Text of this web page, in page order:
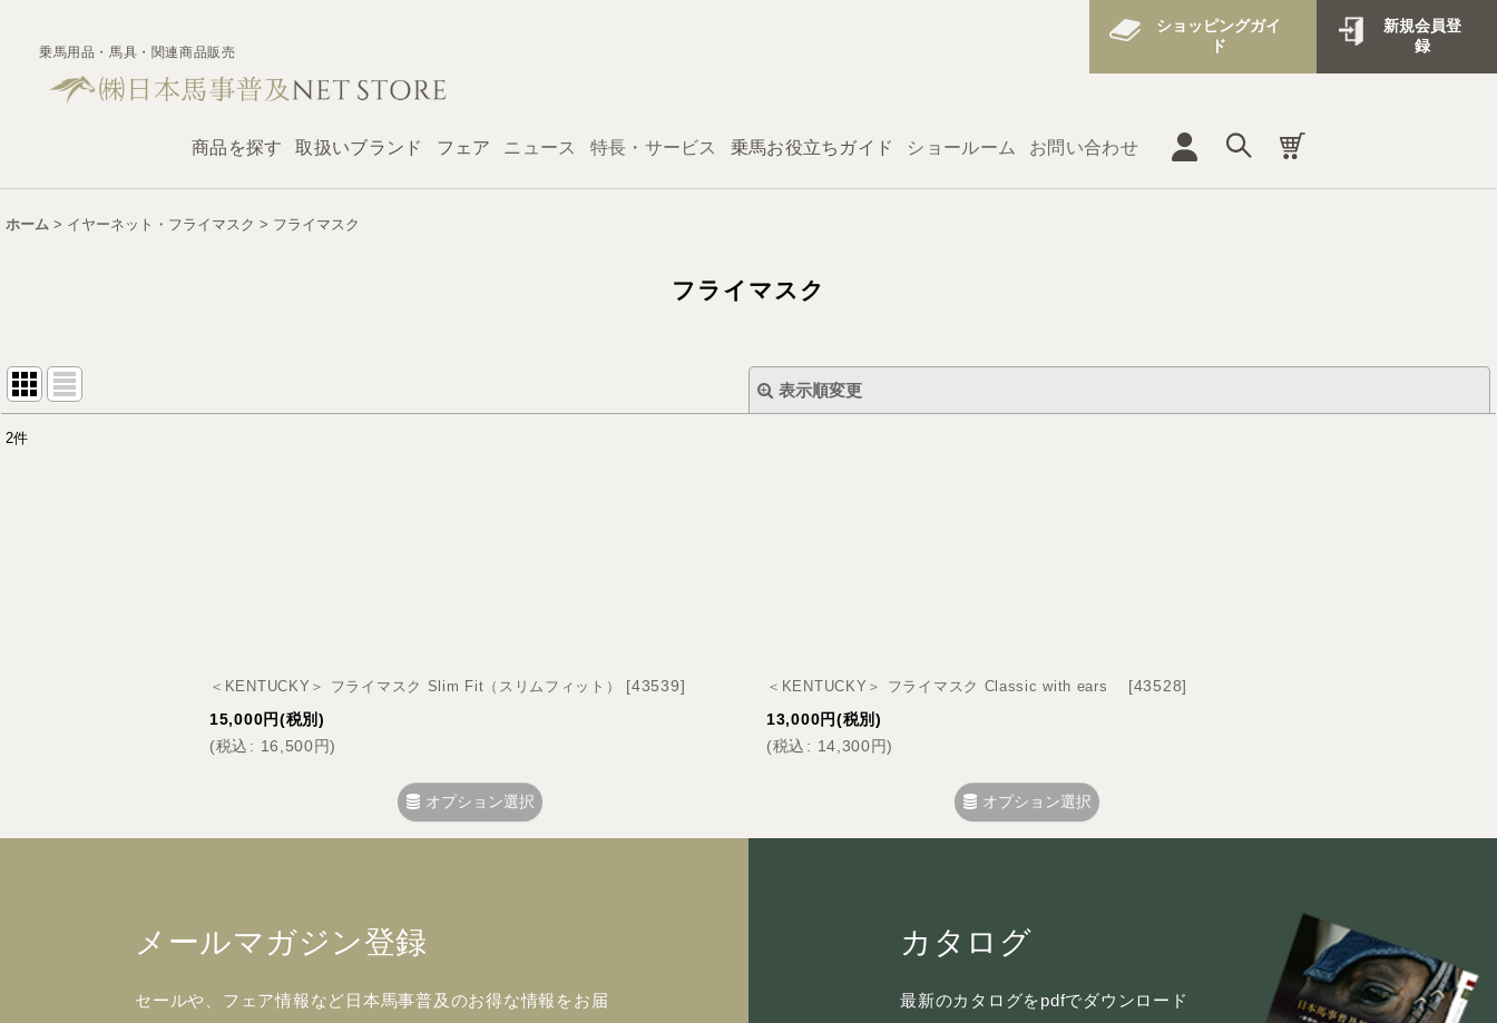
乗馬用品・馬具・関連商品販売
ショッピングガイ
ド
新規会員登
録
商品を探す 取扱いブランド フェア ニュース 特長・サービス 乗馬お役立ちガイド ショールーム お問い合わせ
ホーム > イヤーネット・フライマスク > フライマスク
フライマスク
表示順変更
2件
＜KENTUCKY＞ フライマスク Slim Fit（スリムフィット） [43539]
15,000円(税別)
(税込 : 16,500円)
オプション選択
＜KENTUCKY＞ フライマスク Classic with ears [43528]
13,000円(税別)
(税込 : 14,300円)
オプション選択
メールマガジン登録
セールや、フェア情報など日本馬事普及のお得な情報をお届
カタログ
最新のカタログをpdfでダウンロード